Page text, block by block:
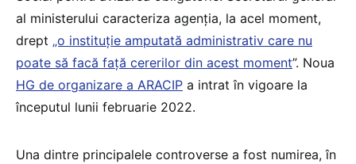
al ministerului caracteriza agenția, la acel moment,
drept „o instituție amputată administrativ care nu
poate să facă față cererilor din acest moment”. Noua
HG de organizare a ARACIP a intrat în vigoare la
începutul lunii februarie 2022.
Una dintre principalele controverse a fost numirea, în